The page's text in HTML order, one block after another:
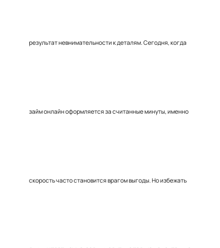
результат невнимательности к деталям. Сегодня, когда
займ онлайн оформляется за считанные минуты, именно
скорость часто становится врагом выгоды. Но избежать